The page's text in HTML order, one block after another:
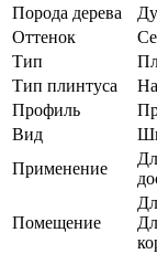
Порода дерева
Оттенок
Тип
Тип плинтуса
Профиль
Вид
Применение
Помещение